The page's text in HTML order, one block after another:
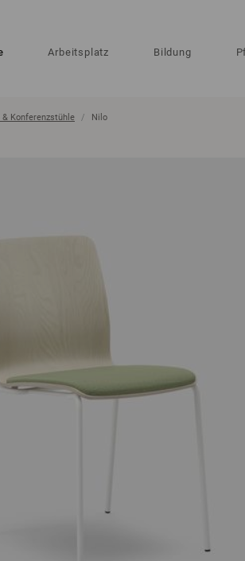
Arbeitsplatz Bildung
& Konferenzstühle Nilo